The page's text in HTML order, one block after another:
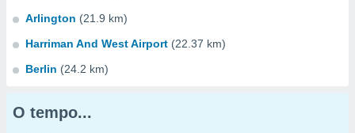
Arlington (21.9 km)
Harriman And West Airport (22.37 km)
Berlin (24.2 km)
O tempo...